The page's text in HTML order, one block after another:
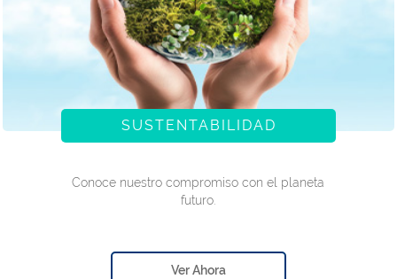
SUSTENTABILIDAD
Conoce nuestro compromiso con el planeta
futuro.
Ver Ahora